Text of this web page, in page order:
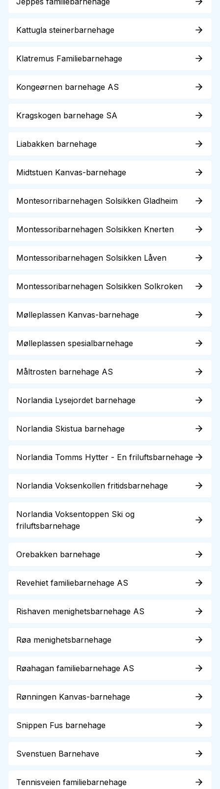
Kattugla steinerbarnehage
Klatremus Familiebarnehage
Kongeørnen barnehage AS
Kragskogen barnehage SA
Liabakken barnehage
Midtstuen Kanvas-barnehage
Montesorribarnehagen Solsikken Gladheim
Montessoribarnehagen Solsikken Knerten
Montessoribarnehagen Solsikken Låven
Montessoribarnehagen Solsikken Solkroken
Mølleplassen Kanvas-barnehage
Mølleplassen spesialbarnehage
Måltrosten barnehage AS
Norlandia Lysejordet barnehage
Norlandia Skistua barnehage
Norlandia Tomms Hytter - En friluftsbarnehage
Norlandia Voksenkollen fritidsbarnehage
Norlandia Voksentoppen Ski og
friluftsbarnehage
Orebakken barnehage
Revehiet familiebarnehage AS
Rishaven menighetsbarnehage AS
Røa menighetsbarnehage
Røahagan familiebarnehage AS
Rønningen Kanvas-barnehage
Snippen Fus barnehage
Svenstuen Barnehave
Tennisveien familiebarnehage